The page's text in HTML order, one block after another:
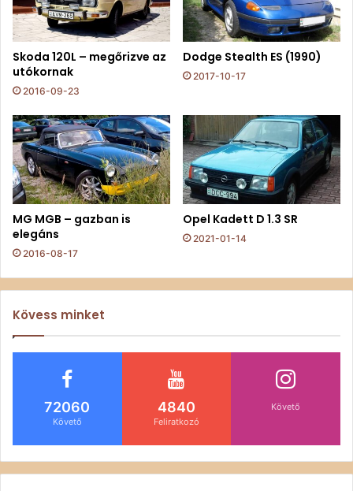
Skoda 120L – megőrizve az
utókornak
2016-09-23
Dodge Stealth ES (1990)
2017-10-17
MG MGB – gazban is
elegáns
2016-08-17
Opel Kadett D 1.3 SR
2021-01-14
Kövess minket
72060
Követő
4840
Feliratkozó
Követő